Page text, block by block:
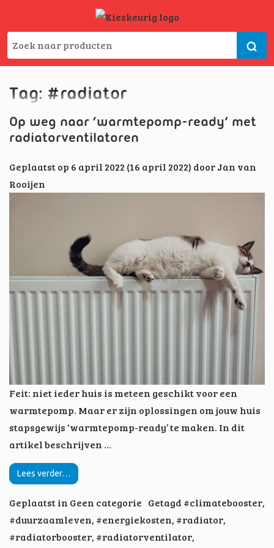
Tag: #radiator
Op weg naar ‘warmtepomp-ready’ met
radiatorventilatoren
Geplaatst op 6 april 2022 (16 april 2022) doorJan van
Rooijen
Feit: niet ieder huis is meteen geschikt voor een
warmtepomp. Maar er zijn oplossingen om jouw huis
stapsgewijs ‘warmtepomp-ready’ te maken. In dit
artikel beschrijven …
Lees verder…
Geplaatst in Geen categorie Getagd #climatebooster,
#duurzaamleven, #energiekosten, #radiator,
#radiatorbooster, #radiatorventilator,